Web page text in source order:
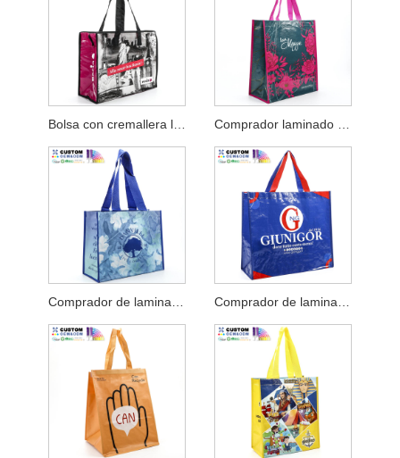
Bolsa con cremallera laminada tejida PP magenta